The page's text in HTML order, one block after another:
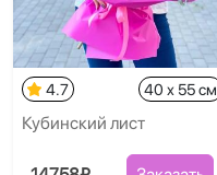
4.7 40 x 55 см
Кубинский лист